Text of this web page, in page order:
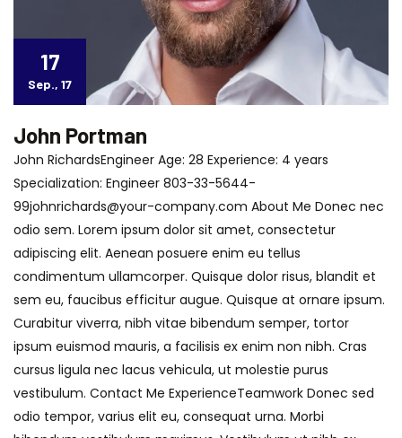
17
Sep., 17
John Portman
John RichardsEngineer Age: 28 Experience: 4 years
Specialization: Engineer 803-33-5644-
99johnrichards@your-company.com About Me Donec nec
odio sem. Lorem ipsum dolor sit amet, consectetur
adipiscing elit. Aenean posuere enim eu tellus
condimentum ullamcorper. Quisque dolor risus, blandit et
sem eu, faucibus efficitur augue. Quisque at ornare ipsum.
Curabitur viverra, nibh vitae bibendum semper, tortor
ipsum euismod mauris, a facilisis ex enim non nibh. Cras
cursus ligula nec lacus vehicula, ut molestie purus
vestibulum. Contact Me ExperienceTeamwork Donec sed
odio tempor, varius elit eu, consequat urna. Morbi